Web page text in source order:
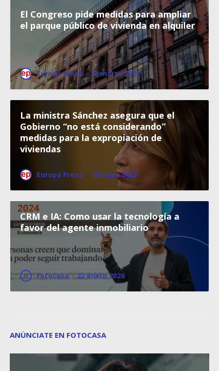
El Congreso pide medidas para ampliar
el parque público de vivienda en alquiler
Europa Press · 26 marzo 2021
La ministra Sánchez asegura que el
Gobierno “no está considerando”
medidas para la expropiación de
viviendas
Europa Press · 18 mayo 2023
CRM e IA: Como usar la tecnología a
favor del agente inmobiliario
Fotocasa · 22 enero 2026
ANÚNCIATE EN FOTOCASA